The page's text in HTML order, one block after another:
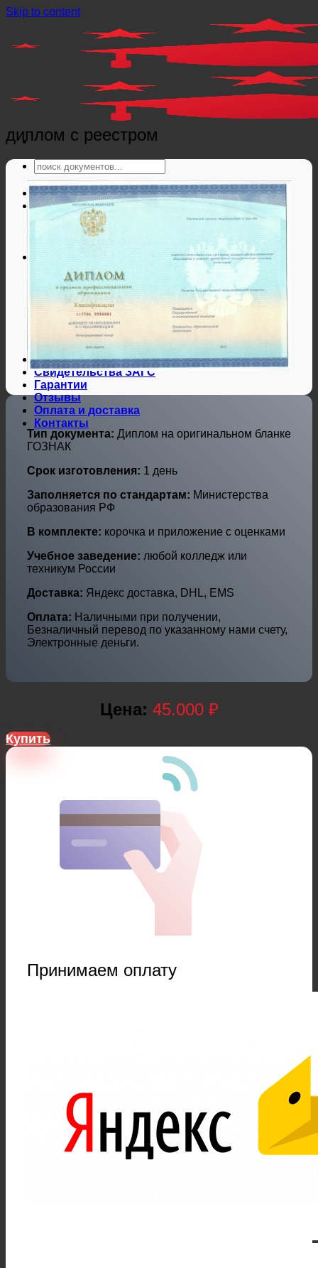
Skip to content
Главная
Справки
Мед справки
Справки из гос. органов
Справки ЗАГС
Дипломы и аттестаты
Дипломы РФ
Аттестаты РФ
Дипломы и аттестаты Беларуси
Дипломы и аттестаты Казахстана
Дипломы и аттестаты Украины
Дипломы по профессиям
Дипломы по городам
Нотариальные и юр. услуги
Свидетельства ЗАГС
Гарантии
Отзывы
Оплата и доставка
Контакты
диплом с реестром
Тип документа: Диплом на оригинальном бланке
ГОЗНАК
Срок изготовления: 1 день
Заполняется по стандартам: Министерства
образования РФ
В комплекте: корочка и приложение с оценками
Учебное заведение: любой колледж или
техникум России
Доставка: Яндекс доставка, DHL, EMS
Оплата: Наличными при получении,
Безналичный перевод по указанному нами счету,
Электронные деньги.
Цена: 45.000 ₽
Купить
Принимаем оплату